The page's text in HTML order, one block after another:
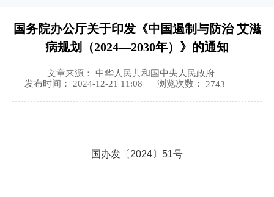
国务院办公厅关于印发《中国遏制与防治 艾滋
病规划（2024—2030年）》的通知
文章来源： 中华人民共和国中央人民政府
发布时间： 2024-12-21 11:08
浏览次数： 2743
国办发〔2024〕51号